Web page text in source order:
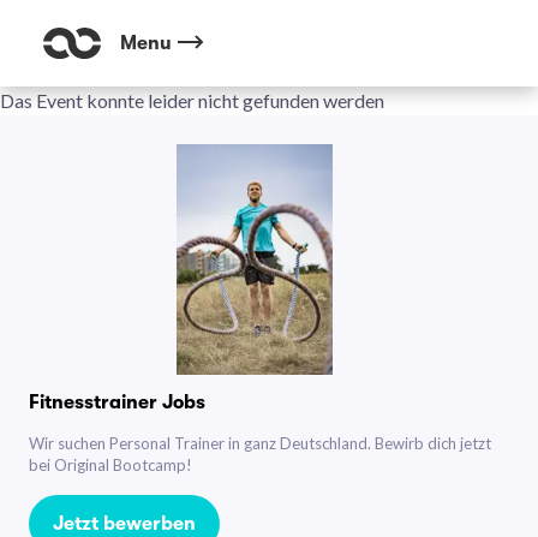
Menu
Das Event konnte leider nicht gefunden werden
Fitnesstrainer Jobs
Wir suchen Personal Trainer in ganz Deutschland. Bewirb dich jetzt
bei Original Bootcamp!
Jetzt bewerben